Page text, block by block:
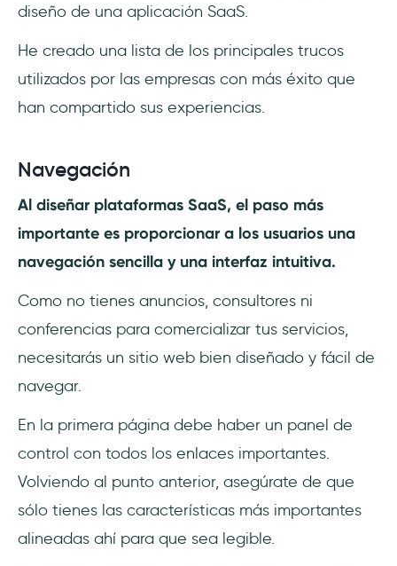
diseño de una aplicación SaaS.
He creado una lista de los principales trucos
utilizados por las empresas con más éxito que
han compartido sus experiencias.
Navegación
Al diseñar plataformas SaaS, el paso más
importante es proporcionar a los usuarios una
navegación sencilla y una interfaz intuitiva.
Como no tienes anuncios, consultores ni
conferencias para comercializar tus servicios,
necesitarás un sitio web bien diseñado y fácil de
navegar.
En la primera página debe haber un panel de
control con todos los enlaces importantes.
Volviendo al punto anterior, asegúrate de que
sólo tienes las características más importantes
alineadas ahí para que sea legible.